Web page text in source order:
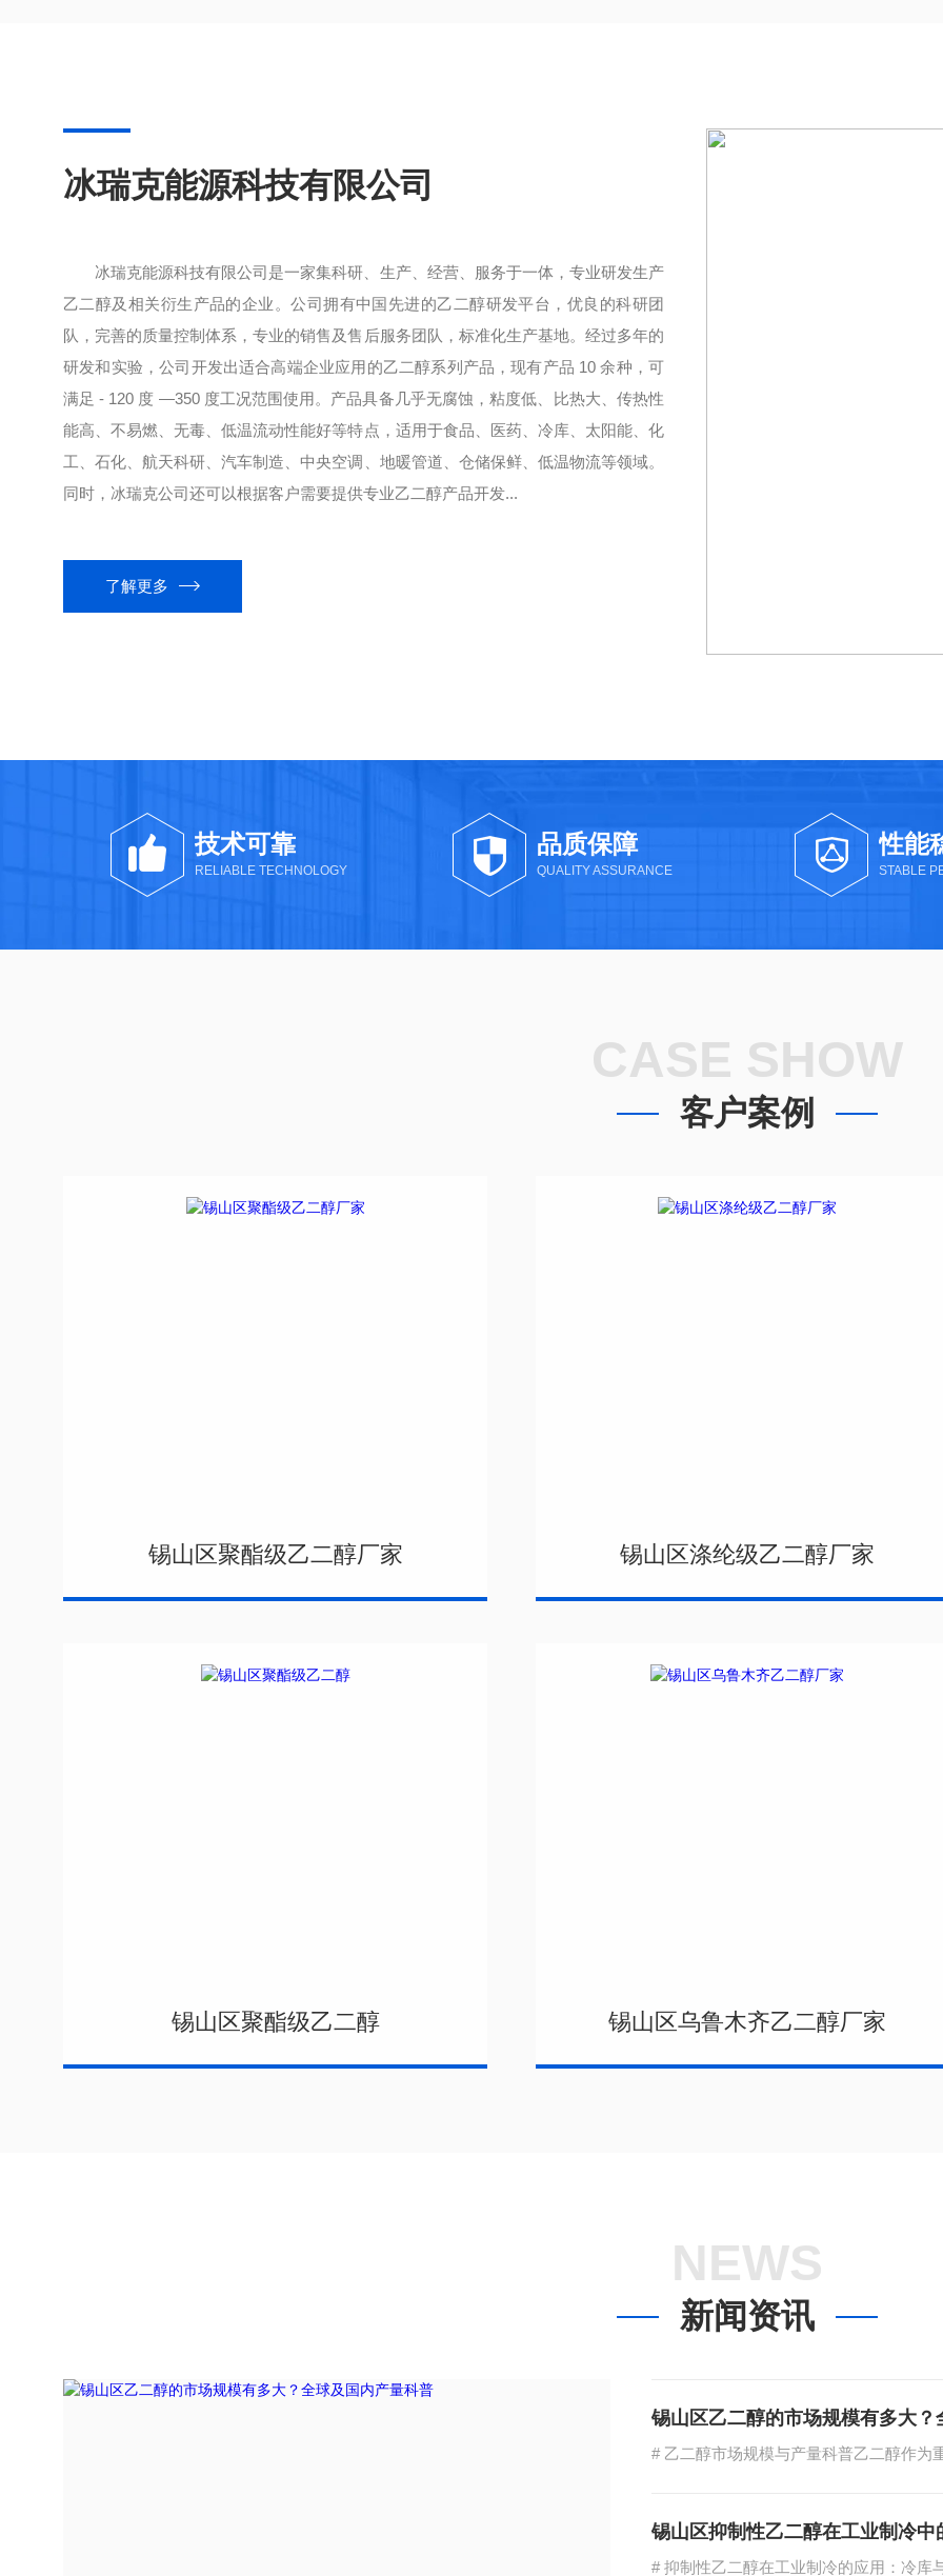
冰瑞克能源科技有限公司
冰瑞克能源科技有限公司是一家集科研、生产、经营、服务于一体，专业研发生产
乙二醇及相关衍生产品的企业。公司拥有中国先进的乙二醇研发平台，优良的科研团
队，完善的质量控制体系，专业的销售及售后服务团队，标准化生产基地。经过多年的
研发和实验，公司开发出适合高端企业应用的乙二醇系列产品，现有产品 10 余种，可
满足 - 120 度 —350 度工况范围使用。产品具备几乎无腐蚀，粘度低、比热大、传热性
能高、不易燃、无毒、低温流动性能好等特点，适用于食品、医药、冷库、太阳能、化
工、石化、航天科研、汽车制造、中央空调、地暖管道、仓储保鲜、低温物流等领域。
同时，冰瑞克公司还可以根据客户需要提供专业乙二醇产品开发...
了解更多
技术可靠
RELIABLE TECHNOLOGY
品质保障
QUALITY ASSURANCE
性能
STABLE
CASE SHOW
客户案例
锡山区聚酯级乙二醇厂家 锡山区涤纶级乙二醇厂家
锡山区聚酯级乙二醇 锡山区乌鲁木齐乙二醇厂家
NEWS
新闻资讯
锡山区乙二醇的市场规模有多大
锡山区抑制性乙二醇在工业制冷